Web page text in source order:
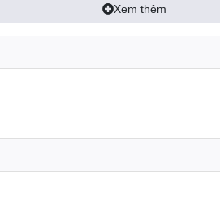
Xem thêm